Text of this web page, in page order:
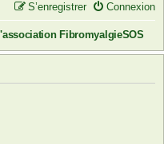
Connexion
S’enregistrer
FibromyalgieSOS